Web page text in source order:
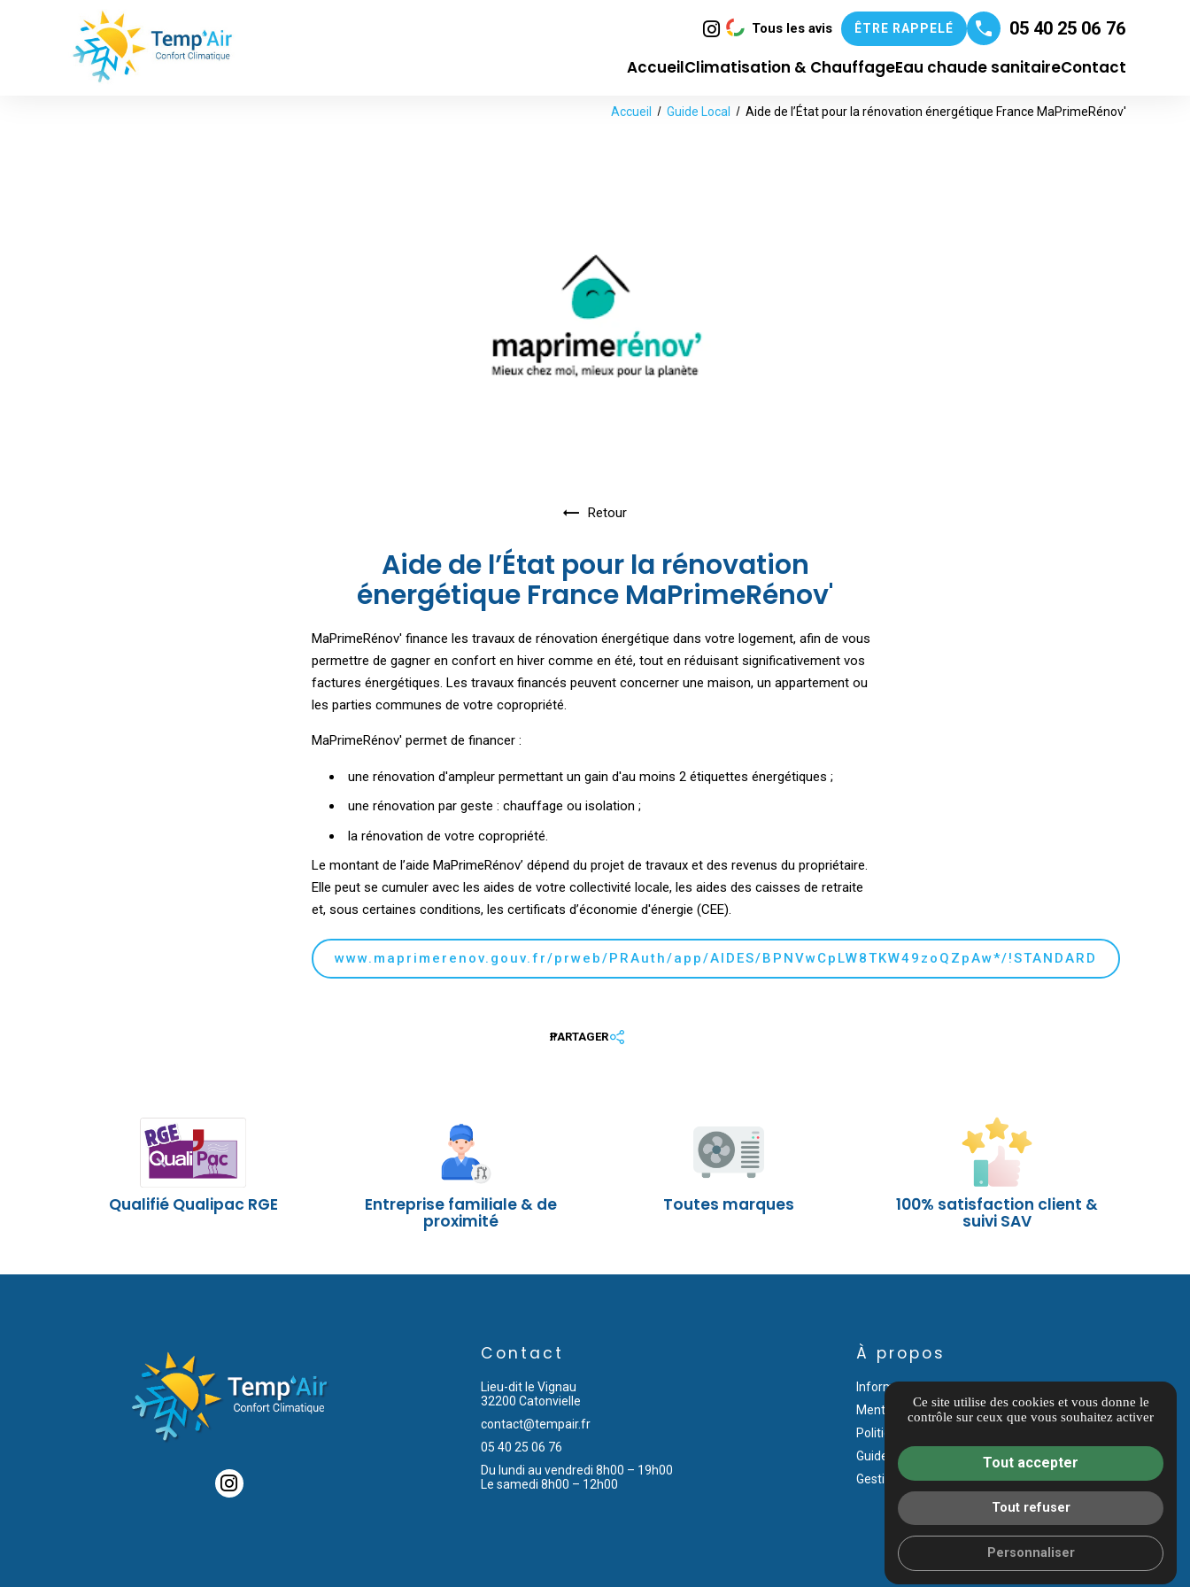
Tous les avis ÊTRE RAPPELÉ
05 40 25 06 76
AccueilClimatisation & ChauffageEau chaude sanitaireContact
Accueil Guide Local Aide de l’État pour la rénovation énergétique France MaPrimeRénov'
Retour
Aide de l’État pour la rénovation
énergétique France MaPrimeRénov'
MaPrimeRénov' finance les travaux de rénovation énergétique dans votre logement, afin de vous
permettre de gagner en confort en hiver comme en été, tout en réduisant significativement vos
factures énergétiques. Les travaux financés peuvent concerner une maison, un appartement ou
les parties communes de votre copropriété.
MaPrimeRénov' permet de financer :
une rénovation d'ampleur permettant un gain d'au moins 2 étiquettes énergétiques ;
une rénovation par geste : chauffage ou isolation ;
la rénovation de votre copropriété.
Le montant de l’aide MaPrimeRénov’ dépend du projet de travaux et des revenus du propriétaire.
Elle peut se cumuler avec les aides de votre collectivité locale, les aides des caisses de retraite
et, sous certaines conditions, les certificats d’économie d'énergie (CEE).
www.maprimerenov.gouv.fr/prweb/PRAuth/app/AIDES/BPNVwCpLW8TKW49zoQZpAw*/!STANDARD
PARTAGER
Partager :
Qualifié Qualipac RGE Entreprise familiale & de
proximité
Toutes marques 100% satisfaction client &
suivi SAV
Contact
Lieu-dit le Vignau
32200 Catonvielle
contact@tempair.fr
05 40 25 06 76
Du lundi au vendredi 8h00 – 19h00
Le samedi 8h00 – 12h00
À propos
Informations complémentaires
Mentions légales
Politique de confidentialité
Guide Local
Gestion des cookies
Panneau de gestion des cookies
Ce site utilise des cookies et vous donne le
contrôle sur ceux que vous souhaitez activer
Tout accepter
Tout refuser
Personnaliser